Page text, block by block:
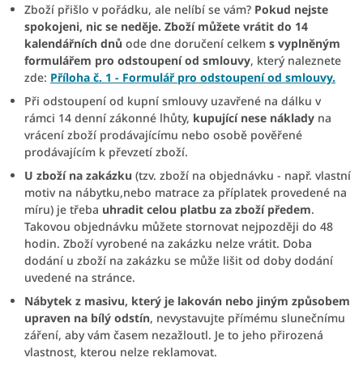
Zboží přišlo v pořádku, ale nelíbí se vám? Pokud nejste
spokojeni, nic se neděje. Zboží můžete vrátit do 14
kalendářních dnů ode dne doručení celkem s vyplněným
formulářem pro odstoupení od smlouvy, který naleznete
zde: Příloha č. 1 - Formulář pro odstoupení od smlouvy.
Při odstoupení od kupní smlouvy uzavřené na dálku v
rámci 14 denní zákonné lhůty, kupující nese náklady na
vrácení zboží prodávajícímu nebo osobě pověřené
prodávajícím k převzetí zboží.
U zboží na zakázku (tzv. zboží na objednávku - např. vlastní
motiv na nábytku,nebo matrace za příplatek provedené na
míru) je třeba uhradit celou platbu za zboží předem.
Takovou objednávku můžete stornovat nejpozději do 48
hodin. Zboží vyrobené na zakázku nelze vrátit. Doba
dodání u zboží na zakázku se může lišit od doby dodání
uvedené na stránce.
Nábytek z masivu, který je lakován nebo jiným způsobem
upraven na bílý odstín, nevystavujte přímému slunečnímu
záření, aby vám časem nezažloutl. Je to jeho přirozená
vlastnost, kterou nelze reklamovat.